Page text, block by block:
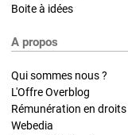
Boite à idées
A propos
Qui sommes nous ?
L'Offre Overblog
Rémunération en
Webedia